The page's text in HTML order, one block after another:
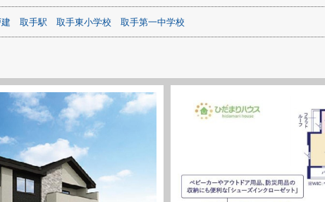
取手駅 取手東小学校 取手第一中学校